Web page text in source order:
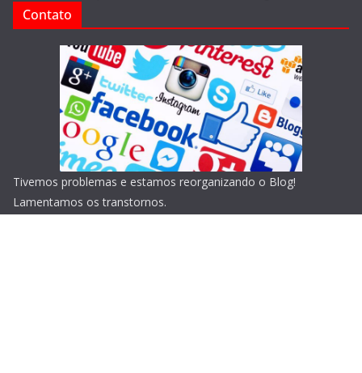
Contato
Tivemos problemas e estamos reorganizando o Blog!
Lamentamos os transtornos.